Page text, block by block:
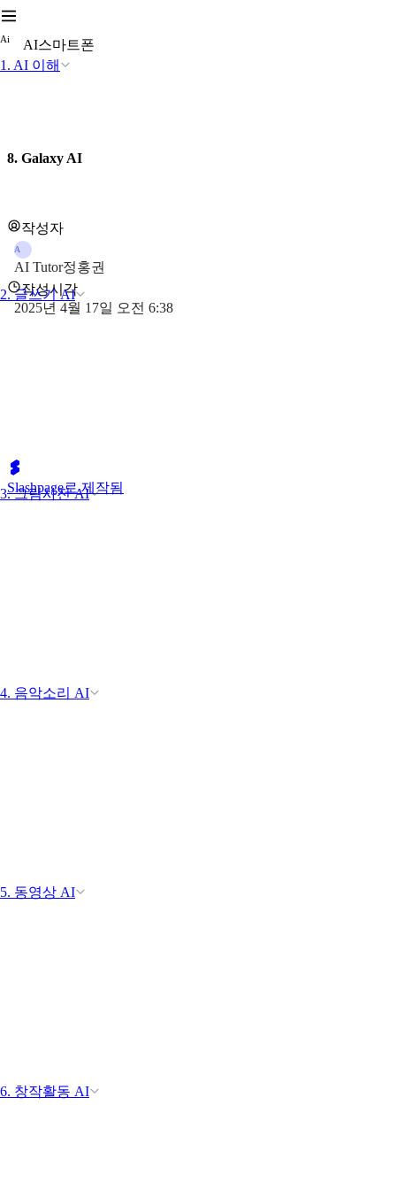
Ai
AI스마트폰
1. AI 이해
2. 글쓰기 AI
3. 그림사진 AI
4. 음악소리 AI
5. 동영상 AI
6. 창작활동 AI
8. Galaxy AI
작성자
A
AI Tutor정홍권
작성시각
2025년 4월 17일 오전 6:38
Slashpage로 제작됨